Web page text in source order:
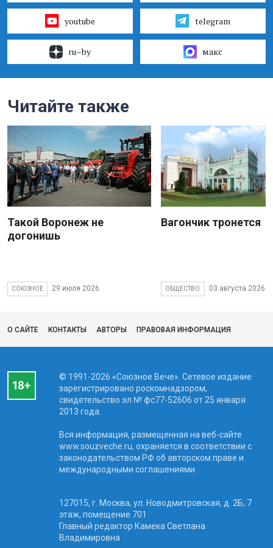
youtube telegram
ru–by макс
Читайте также
Такой Воронеж не
догонишь
СОЮЗНОЕ 29 июля 2026
Вагончик тронется
ОБЩЕСТВО 03 августа 2026
О САЙТЕ КОНТАКТЫ АВТОРЫ ПРАВОВАЯ ИНФОРМАЦИЯ
© 1991-2026 «Союзное Вече». Сетевое издание
зарегистрировано роскомнадзором,
свидетельство эл № фc77-52606 от 25 января
2013 года.
Вся информация, размещенная на веб-сайте
www.souzveche.ru, охраняется в соответствии с
законодательством РФ об авторском праве и
международными соглашениями.
127015, г. Москва, ул. Новодмитровская, д. 2Б, 7
этаж, помещение 701
Главный редактор Камека Светлана
Владимировна